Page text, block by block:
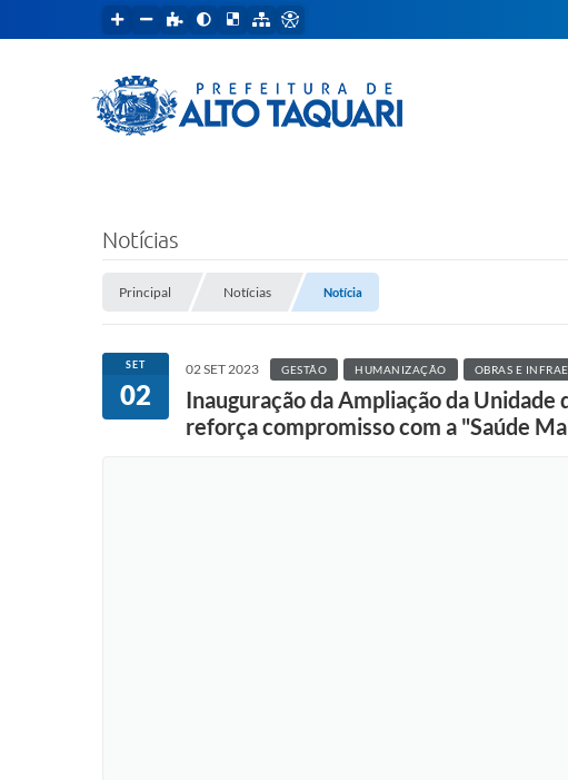
Notícias
Principal Notícias Notícia
SET
02
02 SET 2023 GESTÃO HUMANIZAÇÃO OBRAS E
Inauguração da Ampliação da Unidade
reforça compromisso com a "Saúde